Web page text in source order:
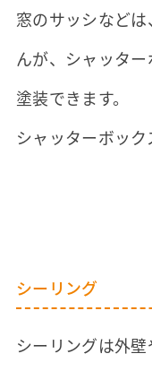
窓のサッシなど
んが、シャッター
塗装できます。
シャッターボック
シーリング
シーリングは外